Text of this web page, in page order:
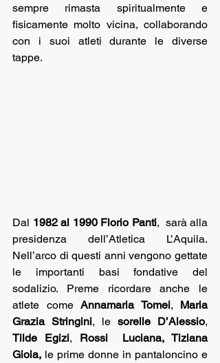
sempre rimasta spiritualmente e
fisicamente molto vicina, collaborando
con i suoi atleti durante le diverse
tappe.
Dal 1982 al 1990 Florio Panti,  sarà alla
presidenza dell’Atletica L’Aquila.
Nell’arco di questi anni vengono gettate
le importanti basi fondative del
sodalizio. Preme ricordare anche le
atlete come Annamaria Tomei, Maria
Grazia Stringini, le sorelle D’Alessio
Tilde Egizi, Rossi
Luciana, Tiziana
Gioia, le prime donne in pantaloncino e